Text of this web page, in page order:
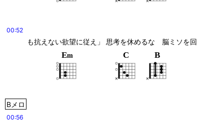
00:52
も抗えない欲望に従え」 思考を休めるな　脳ミソを回
Em C B
Bメロ
00:56